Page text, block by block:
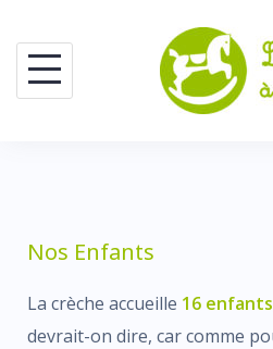
Nos Enfants
La crèche accueille 16 enfants
devrait-on dire, car comme